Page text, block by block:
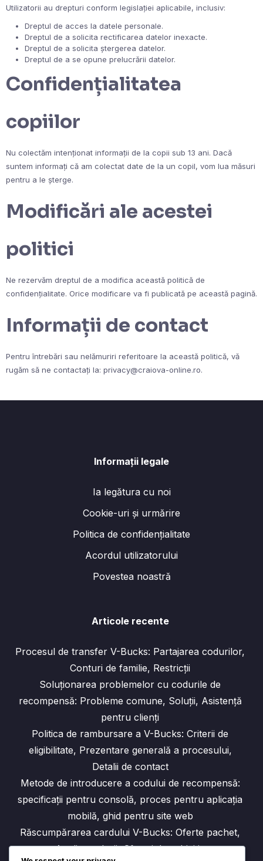
Utilizatorii au drepturi conform legislației aplicabile, inclusiv:
Dreptul de acces la datele personale.
Dreptul de a solicita rectificarea datelor inexacte.
Dreptul de a solicita ștergerea datelor.
Dreptul de a se opune prelucrării datelor.
Confidențialitatea
copiilor
Nu colectăm intenționat informații de la copii sub 13 ani. Dacă
suntem informați că am colectat date de la un copil, vom lua măsuri
pentru a le șterge.
Modificări ale acestei
politici
Ne rezervăm dreptul de a modifica această politică de
confidențialitate. Orice modificare va fi publicată pe această pagină.
Informații de contact
Pentru întrebări sau nelămuriri referitoare la această politică, vă
rugăm să ne contactați la: privacy@craiova-online.ro.
Informații legale
Ia legătura cu noi
Cookie-uri și urmărire
Politica de confidențialitate
Acordul utilizatorului
Povestea noastră
Articole recente
Procesul de transfer V-Bucks: Partajarea codurilor,
Conturi de familie, Restricții
Soluționarea problemelor cu codurile de
recompensă: Probleme comune, Soluții, Asistență
pentru clienți
Politica de rambursare a V-Bucks: Criterii de
eligibilitate, Prezentare generală a procesului,
Detalii de contact
Metode de introducere a codului de recompensă:
specificații pentru consolă, proces pentru aplicația
mobilă, ghid pentru site web
Răscumpărarea cardului V-Bucks: Oferte pachet,
Analiza valorii, Sfaturi de achiziție